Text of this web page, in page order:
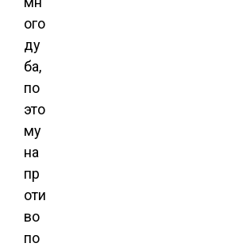
ого
ду
ба,
по
это
му
на
пр
оти
во
по